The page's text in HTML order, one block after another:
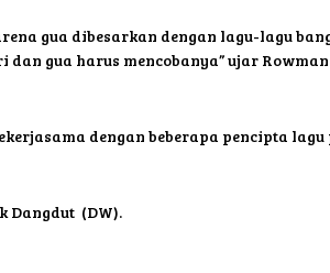
gua dibesarkan dengan lagu-lagu
gua harus mencobanya” ujar
dengan beberapa pencipta
Dangdut (DW).